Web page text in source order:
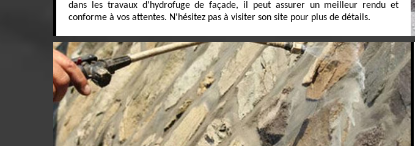
dans les travaux d'hydrofuge de façade, il peut assurer un meilleur rendu et
conforme à vos attentes. N'hésitez pas à visiter son site pour plus de détails.